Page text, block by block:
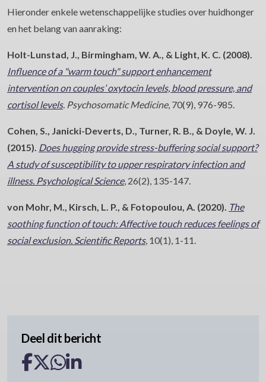
Hieronder enkele wetenschappelijke studies over huidhonger
en het belang van aanraking:
Holt-Lunstad, J., Birmingham, W. A., & Light, K. C. (2008).
Influence of a "warm touch" support enhancement
intervention on couples’ oxytocin levels, blood pressure, and
cortisol levels. Psychosomatic Medicine, 70(9), 976-985.
Cohen, S., Janicki-Deverts, D., Turner, R. B., & Doyle, W. J.
(2015). Does hugging provide stress-buffering social support?
A study of susceptibility to upper respiratory infection and
illness. Psychological Science, 26(2), 135-147.
von Mohr, M., Kirsch, L. P., & Fotopoulou, A. (2020). The
soothing function of touch: Affective touch reduces feelings of
social exclusion. Scientific Reports, 10(1), 1-11.
Deel dit bericht